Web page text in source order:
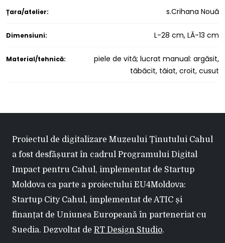
Țara/atelier: s.Crihana Nouă
Dimensiuni: L-28 cm, LĂ-13 cm
Material/tehnică:
piele de vită; lucrat manual: argăsit,
tăbăcit, tăiat, croit, cusut
Proiectul de digitalizare Muzeului Ținutului Cahul
a fost desfășurat în cadrul Programului Digital
Impact pentru Cahul, implementat de Startup
Moldova ca parte a proiectului EU4Moldova:
Startup City Cahul, implementat de ATIC și
finanțat de Uniunea Europeană în parteneriat cu
Suedia. Dezvoltat de RT Design Studio.